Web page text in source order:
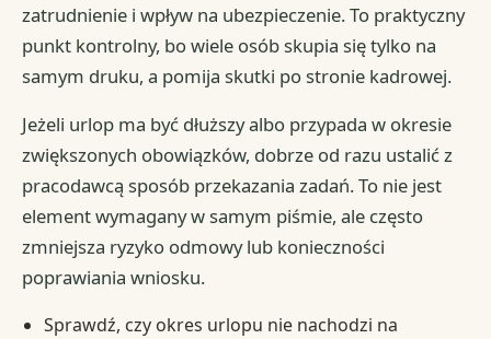
zatrudnienie i wpływ na ubezpieczenie. To praktyczny
punkt kontrolny, bo wiele osób skupia się tylko na
samym druku, a pomija skutki po stronie kadrowej.
Jeżeli urlop ma być dłuższy albo przypada w okresie
zwiększonych obowiązków, dobrze od razu ustalić z
pracodawcą sposób przekazania zadań. To nie jest
element wymagany w samym piśmie, ale często
zmniejsza ryzyko odmowy lub konieczności
poprawiania wniosku.
Sprawdź, czy okres urlopu nie nachodzi na